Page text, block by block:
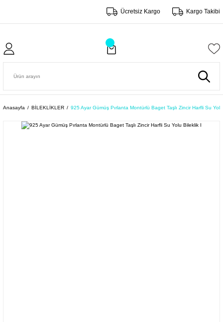
Ücretsiz Kargo Kargo Takibi
Anasayfa BİLEKLİKLER 925 Ayar Gümüş Pırlanta Montürlü Baget Taşlı Zincir Harfli Su